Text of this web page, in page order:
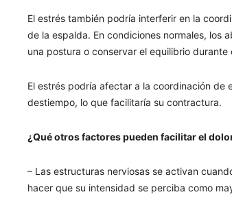
El estrés también podría interferir en la
de la espalda. En condiciones normales, los
una postura o conservar el equilibrio
El estrés podría afectar a la coordinación
destiempo, lo que facilitaría su contractura.
¿Qué otros factores pueden facilitar el
– Las estructuras nerviosas se activan
hacer que su intensidad se perciba como